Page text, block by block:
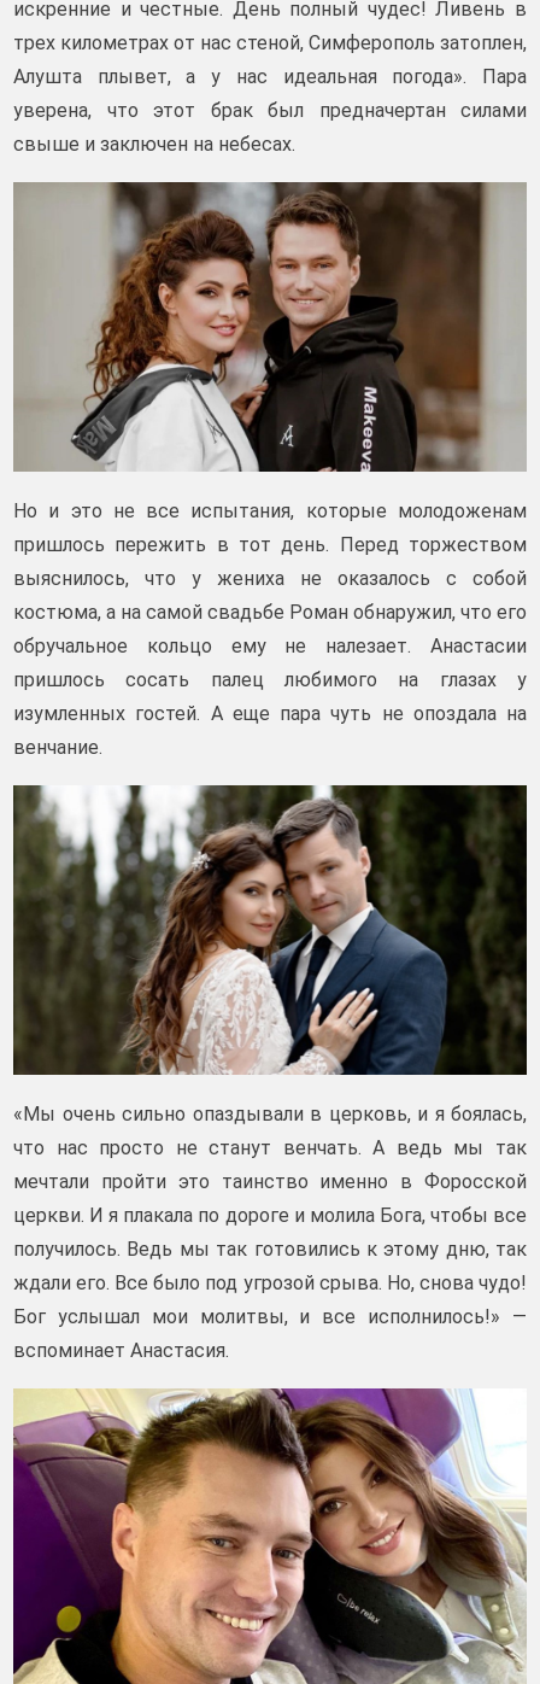
искренние и честные. День полный чудес! Ливень в
трех километрах от нас стеной, Симферополь затоплен,
Алушта плывет, а у нас идеальная погода». Пара
уверена, что этот брак был предначертан силами
свыше и заключен на небесах.
Но и это не все испытания, которые молодоженам
пришлось пережить в тот день. Перед торжеством
выяснилось, что у жениха не оказалось с собой
костюма, а на самой свадьбе Роман обнаружил, что его
обручальное кольцо ему не налезает. Анастасии
пришлось сосать палец любимого на глазах у
изумленных гостей. А еще пара чуть не опоздала на
венчание.
«Мы очень сильно опаздывали в церковь, и я боялась,
что нас просто не станут венчать. А ведь мы так
мечтали пройти это таинство именно в Форосской
церкви. И я плакала по дороге и молила Бога, чтобы все
получилось. Ведь мы так готовились к этому дню, так
ждали его. Все было под угрозой срыва. Но, снова чудо!
Бог услышал мои молитвы, и все исполнилось!» —
вспоминает Анастасия.